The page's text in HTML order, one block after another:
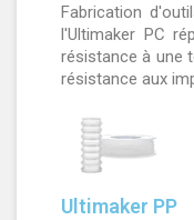
Fabrication
l'Ultimaker PC
résistance à une
résistance aux
Ultimaker PP